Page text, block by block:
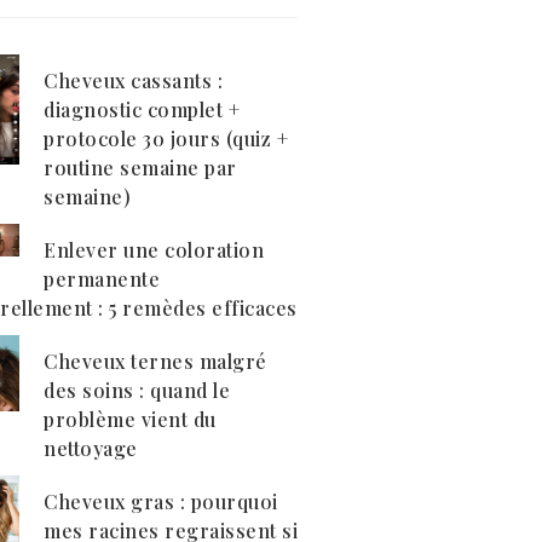
Cheveux cassants :
diagnostic complet +
protocole 30 jours (quiz +
routine semaine par
semaine)
Enlever une coloration
permanente
: 5 remèdes efficaces
Cheveux ternes malgré
des soins : quand le
problème vient du
nettoyage
Cheveux gras : pourquoi
mes racines regraissent si